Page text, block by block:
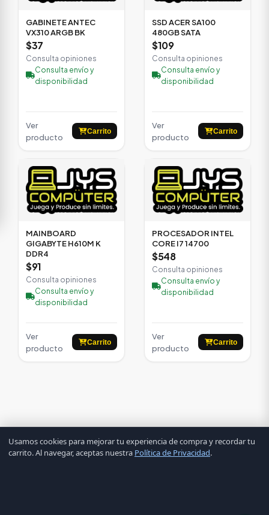
GABINETE ANTEC
VX310 ARGB BK
$37
Consulta opiniones
Consulta envío y
disponibilidad
Ver
producto
Carrito
SSD ACER SA100
480GB SATA
$109
Consulta opiniones
Consulta envío y
disponibilidad
Ver
producto
Carrito
MAINBOARD
GIGABYTE H610M K
DDR4
$91
Consulta opiniones
Consulta envío y
disponibilidad
Ver
producto
Carrito
PROCESADOR INTEL
CORE I7 14700
$548
Consulta opiniones
Consulta envío y
disponibilidad
Ver
producto
Carrito
Usamos cookies para mejorar tu experiencia de compra y recordar tu
carrito. Al navegar, aceptas nuestra Política de Privacidad.